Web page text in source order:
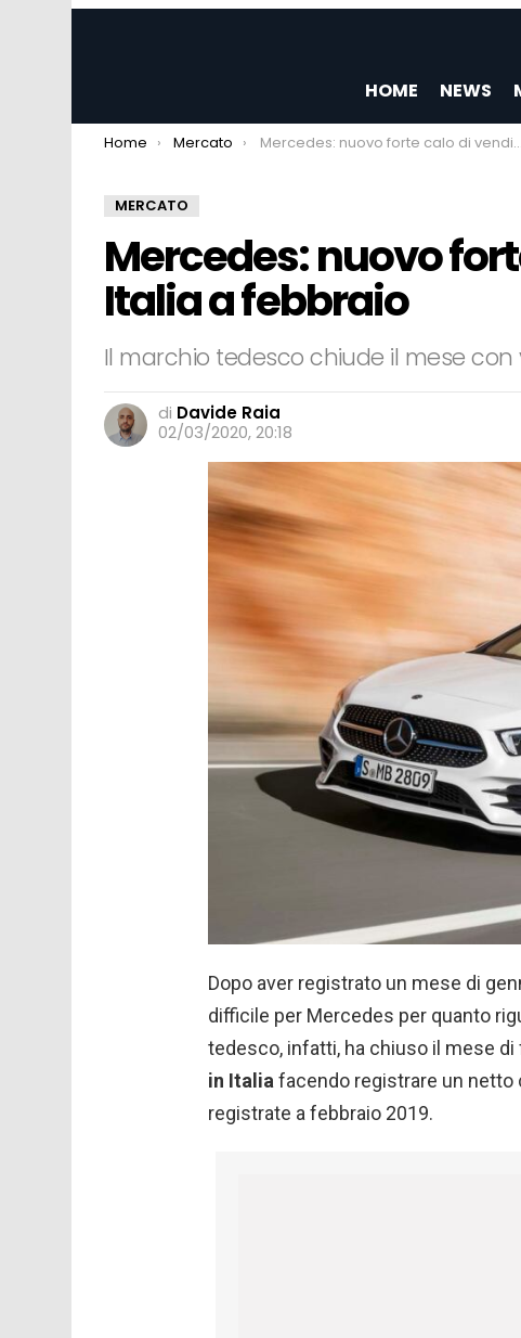
HOME NEWS
You are here:
Home Mercato Mercedes: nuovo forte calo di vendite in Italia a febbraio
MERCATO
Mercedes: nuovo
Italia a febbraio
Il marchio tedesco chiude il mese
di Davide Raia
02/03/2020, 20:18
Dopo aver registrato un mese di
difficile per Mercedes per quanto
tedesco, infatti, ha chiuso il mese
in Italia facendo registrare un netto
registrate a febbraio 2019.